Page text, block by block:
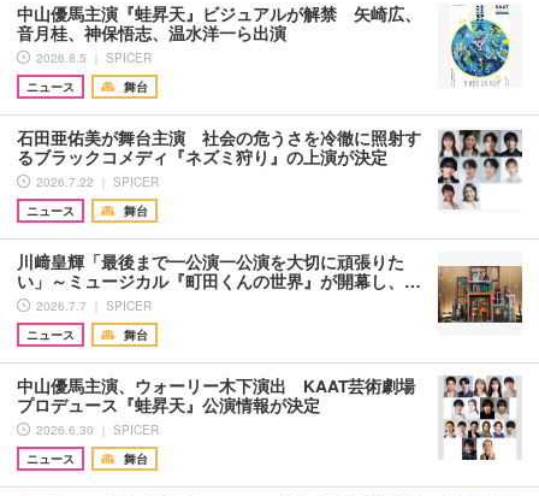
中山優馬主演『蛙昇天』ビジュアルが解禁 矢崎広、
音月桂、神保悟志、温水洋一ら出演
2026.8.5 ｜ SPICER
ニュース
舞台
石田亜佑美が舞台主演 社会の危うさを冷徹に照射す
るブラックコメディ『ネズミ狩り』の上演が決定
2026.7.22 ｜ SPICER
ニュース
舞台
川﨑皇輝「最後まで一公演一公演を大切に頑張りた
い」～ミュージカル『町田くんの世界』が開幕し、…
2026.7.7 ｜ SPICER
ニュース
舞台
中山優馬主演、ウォーリー木下演出 KAAT芸術劇場
プロデュース『蛙昇天』公演情報が決定
2026.6.30 ｜ SPICER
ニュース
舞台